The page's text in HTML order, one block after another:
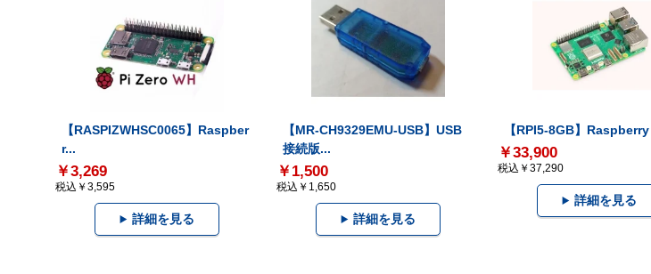
【RASPIZWHSC0065】Raspber
r...
￥3,269
税込￥3,595
詳細を見る
【MR-CH9329EMU-USB】USB
接続版...
￥1,500
税込￥1,650
詳細を見る
【RPI5-8GB】
￥33,900
税込￥37,290
詳細を見る